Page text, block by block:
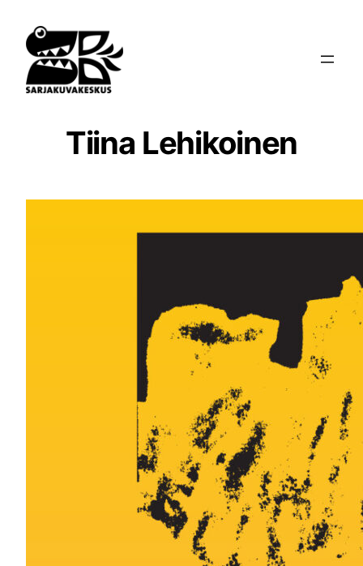
sisältöön
Tiina Lehikoinen